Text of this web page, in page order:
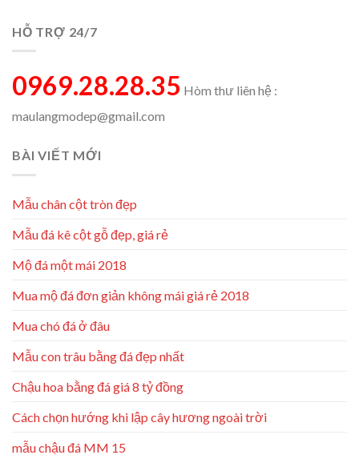
HỖ TRỢ 24/7
0969.28.28.35 Hòm thư liên hệ :
maulangmodep@gmail.com
BÀI VIẾT MỚI
Mẫu chân cột tròn đẹp
Mẫu đá kê cột gỗ đẹp, giá rẻ
Mộ đá một mái 2018
Mua mộ đá đơn giản không mái giá rẻ 2018
Mua chó đá ở đâu
Mẫu con trâu bằng đá đẹp nhất
Chậu hoa bằng đá giá 8 tỷ đồng
Cách chọn hướng khi lập cây hương ngoài trời
mẫu chậu đá MM 15